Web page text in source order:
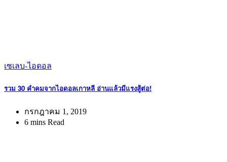
เซเลบ-ไอดอล
รวม 30 คำคมจากไอดอลเกาหลี อ่านแล้วมีแรงสู้ต่อ!
กรกฎาคม 1, 2019
6 mins Read